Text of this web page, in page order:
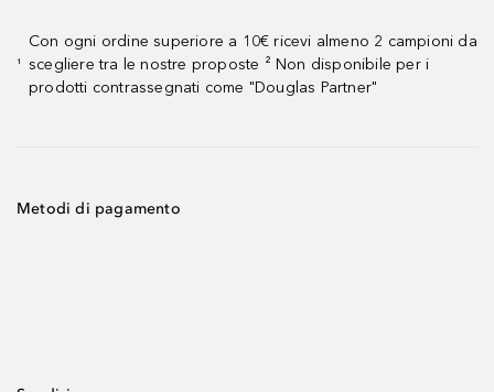
¹
Con ogni ordine superiore a 10€ ricevi almeno 2 campioni da
scegliere tra le nostre proposte ² Non disponibile per i
prodotti contrassegnati come "Douglas Partner"
Metodi di pagamento